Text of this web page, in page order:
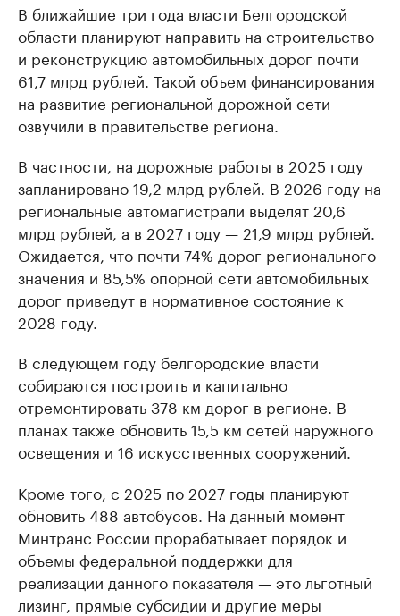
В ближайшие три года власти Белгородской
области планируют направить на строительство
и реконструкцию автомобильных дорог почти
61,7 млрд рублей. Такой объем финансирования
на развитие региональной дорожной сети
озвучили в правительстве региона.
В частности, на дорожные работы в 2025 году
запланировано 19,2 млрд рублей. В 2026 году на
региональные автомагистрали выделят 20,6
млрд рублей, а в 2027 году — 21,9 млрд рублей.
Ожидается, что почти 74% дорог регионального
значения и 85,5% опорной сети автомобильных
дорог приведут в нормативное состояние к
2028 году.
В следующем году белгородские власти
собираются построить и капитально
отремонтировать 378 км дорог в регионе. В
планах также обновить 15,5 км сетей наружного
освещения и 16 искусственных сооружений.
Кроме того, с 2025 по 2027 годы планируют
обновить 488 автобусов. На данный момент
Минтранс России прорабатывает порядок и
объемы федеральной поддержки для
реализации данного показателя — это льготный
лизинг, прямые субсидии и другие меры